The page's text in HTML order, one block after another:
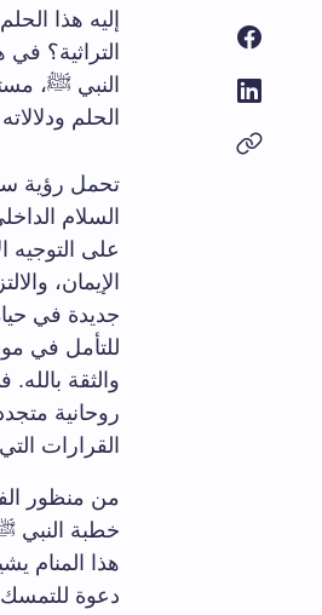
إليه هذا
التراثية؟
النبي ﷺ،
الحلم
تحمل رؤية
السلام
على التوجيه
الإيمان،
جديدة في
للتأمل في
والثقة
روحانية
القرارات
من منظور
خطبة النبي ﷺ
هذا المنام
دعوة للتمسك